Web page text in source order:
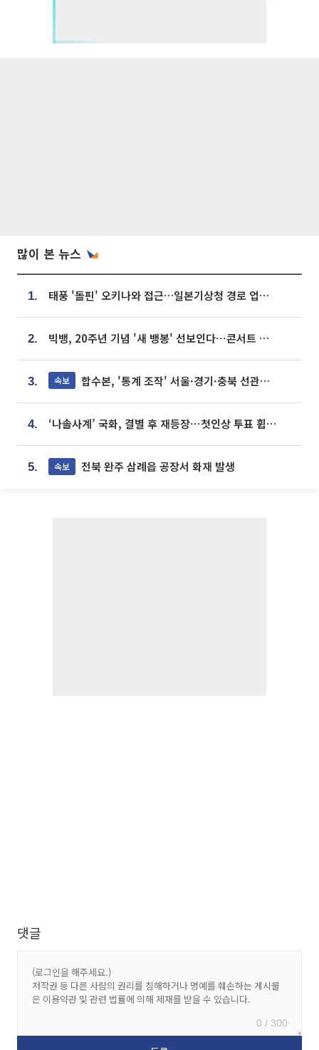
많이 본 뉴스
1. 태풍 '돌핀' 오키나와 접근…일본기상청 경로 업데이트
2. 빅뱅, 20주년 기념 '새 뱅봉' 선보인다⋯콘서트 앞두고 팝업 개최
3. 속보 합수본, '통계 조작' 서울·경기·충북 선관위 등 추가 압수수색
4. ‘나솔사계’ 국화, 결별 후 재등장⋯첫인상 투표 휩쓸고 ‘인기녀’ 등극
5. 속보 전북 완주 삼례읍 공장서 화재 발생
댓글
0 / 300